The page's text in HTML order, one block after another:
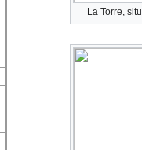
La Torre,